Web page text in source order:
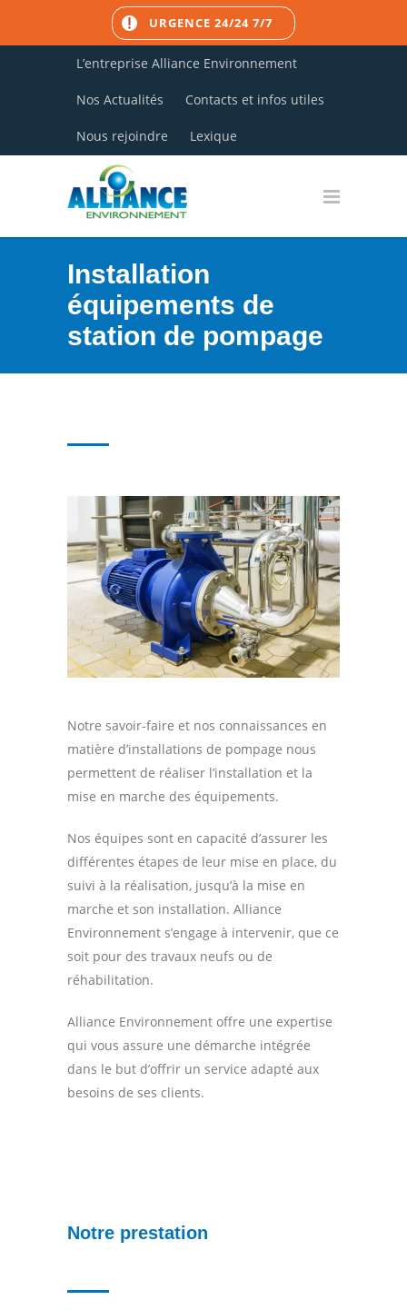
L’entreprise Alliance Environnement
Nos Actualités Contacts et infos utiles
Nous rejoindre Lexique
Installation
équipements de
station de pompage
Notre savoir-faire et nos connaissances en
matière d’installations de pompage nous
permettent de réaliser l’installation et la
mise en marche des équipements.
Nos équipes sont en capacité d’assurer les
différentes étapes de leur mise en place, du
suivi à la réalisation, jusqu’à la mise en
marche et son installation. Alliance
Environnement s’engage à intervenir, que ce
soit pour des travaux neufs ou de
réhabilitation.
Alliance Environnement offre une expertise
qui vous assure une démarche intégrée
dans le but d’offrir un service adapté aux
besoins de ses clients.
Notre prestation
URGENCE 24/24 7/7